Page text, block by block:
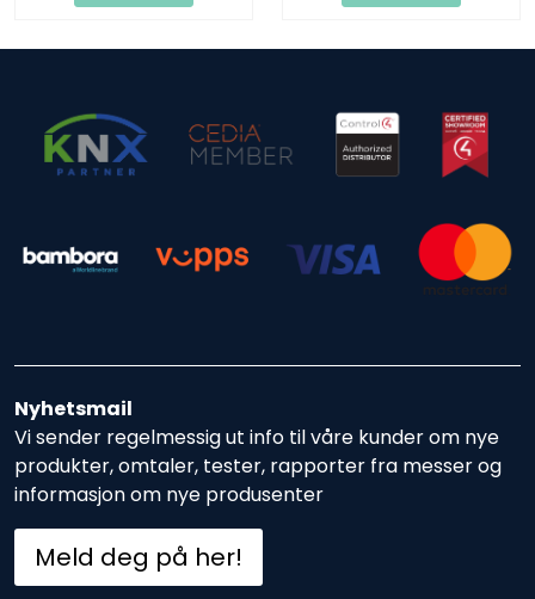
Nyhetsmail
Vi sender regelmessig ut info til våre kunder om nye
produkter, omtaler, tester, rapporter fra messer og
informasjon om nye produsenter
Meld deg på her!